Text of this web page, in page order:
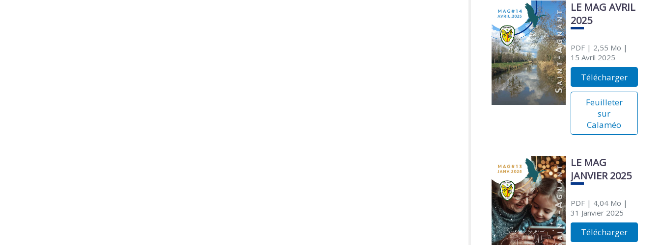
LE MAG AVRIL
2025
PDF| 2,55 Mo |
15 Avril 2025
Télécharger
Feuilleter
sur
Calaméo
LE MAG
JANVIER 2025
PDF| 4,04 Mo |
31 Janvier 2025
Télécharger